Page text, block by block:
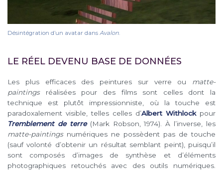
Désintégration d’un avatar dans Avalon.
LE RÉEL DEVENU BASE DE DONNÉES
Les plus efficaces des peintures sur verre ou matte-
paintingsréalisées pour des films sont celles dont la
technique est plutôt impressionniste, où la touche est
paradoxalement visible, telles celles d’Albert Withlockpour
Tremblement de terre (Mark Robson, 1974). À l’inverse, les
matte-paintings numériques ne possèdent pas de touche
(sauf volonté d’obtenir un résultat semblant peint), puisqu’il
sont composés d’images de synthèse et d’éléments
photographiques retouchés avec des outils numériques.